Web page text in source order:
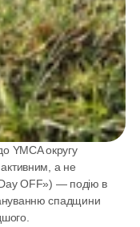
YMCA округу
а не
OFF») — подію в
спадщини